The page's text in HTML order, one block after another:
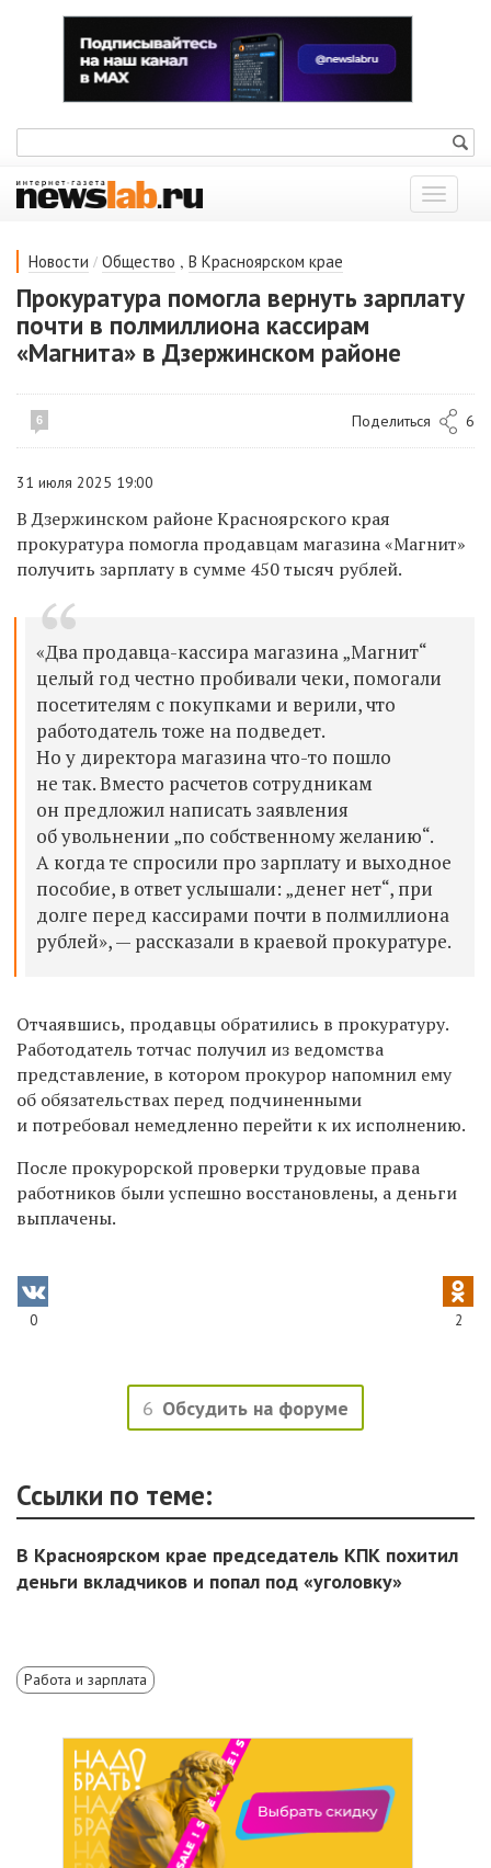
Показать
меню
Новости / Общество , В Красноярском крае
Прокуратура помогла вернуть зарплату
почти в полмиллиона кассирам
«Магнита» в Дзержинском районе
6 Поделиться 6
31 июля 2025 19:00
В Дзержинском районе Красноярского края
прокуратура помогла продавцам магазина «Магнит»
получить зарплату в сумме 450 тысяч рублей.
«Два продавца-кассира магазина „Магнит“
целый год честно пробивали чеки, помогали
посетителям с покупками и верили, что
работодатель тоже на подведет.
Но у директора магазина что-то пошло
не так. Вместо расчетов сотрудникам
он предложил написать заявления
об увольнении „по собственному желанию“.
А когда те спросили про зарплату и выходное
пособие, в ответ услышали: „денег нет“, при
долге перед кассирами почти в полмиллиона
рублей», — рассказали в краевой прокуратуре.
Отчаявшись, продавцы обратились в прокуратуру.
Работодатель тотчас получил из ведомства
представление, в котором прокурор напомнил ему
об обязательствах перед подчиненными
и потребовал немедленно перейти к их исполнению.
После прокурорской проверки трудовые права
работников были успешно восстановлены, а деньги
выплачены.
0 2
6 Обсудить на форуме
Ссылки по теме:
В Красноярском крае председатель КПК похитил
деньги вкладчиков и попал под «уголовку»
Работа и зарплата